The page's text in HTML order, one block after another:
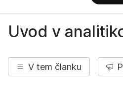
Uvod v
V tem članku